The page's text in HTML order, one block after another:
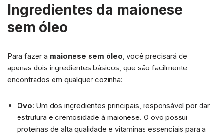
Ingredientes da maionese
sem óleo
Para fazer a maionese sem óleo , você precisará de
apenas dois ingredientes básicos, que são facilmente
encontrados em qualquer cozinha:
Ovo: Um dos ingredientes principais, responsável por dar
estrutura e cremosidade à maionese. O ovo possui
proteínas de alta qualidade e vitaminas essenciais para a